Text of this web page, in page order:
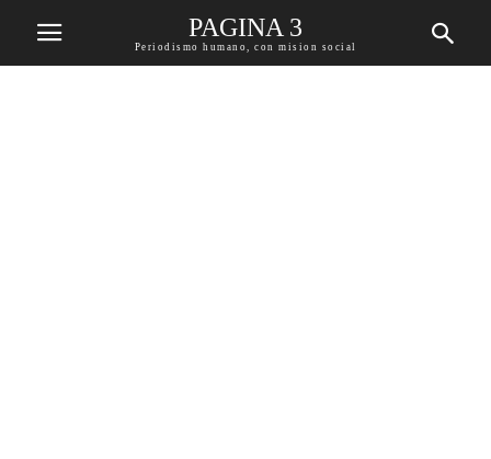
PAGINA 3
Periodismo humano, con mision social